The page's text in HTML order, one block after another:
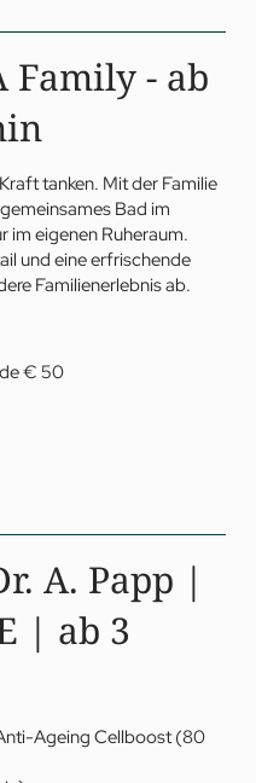
Family - ab
tanken. Mit der Familie
Bad im
im eigenen Ruheraum.
und eine erfrischende
Familienerlebnis ab.
€ 50
A. Papp |
| ab 3
Ageing Cellboost (80